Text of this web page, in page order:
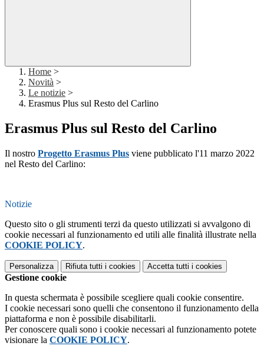
Home >
Novità >
Le notizie >
Erasmus Plus sul Resto del Carlino
Erasmus Plus sul Resto del Carlino
Il nostro Progetto Erasmus Plus viene pubblicato l'11 marzo 2022
nel Resto del Carlino:
Notizie
Questo sito o gli strumenti terzi da questo utilizzati si avvalgono di
cookie necessari al funzionamento ed utili alle finalità illustrate nella
COOKIE POLICY.
Personalizza Rifiuta tutti i cookies Accetta tutti i cookies
Gestione cookie
In questa schermata è possibile scegliere quali cookie consentire.
I cookie necessari sono quelli che consentono il funzionamento della
piattaforma e non è possibile disabilitarli.
Per conoscere quali sono i cookie necessari al funzionamento potete
visionare la COOKIE POLICY.